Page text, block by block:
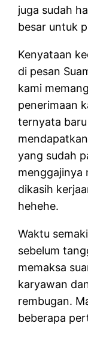
juga sudah
besar untuk
Kenyataan
di pesan
kami
penerimaan
ternyata
yang sudah
menggajinya
dikasih
hehehe.
Waktu
sebelum
memaksa
karyawan
rembugan.
beberapa